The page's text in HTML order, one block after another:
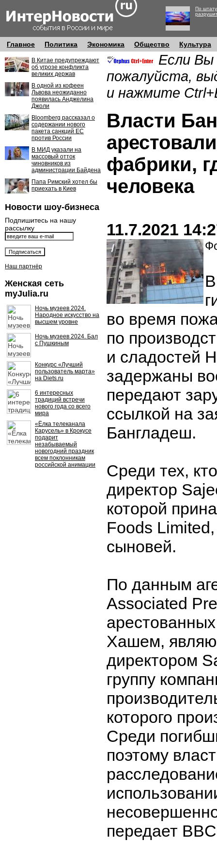
По
Главное Политика Экономика Общество Культура
В Китае предупреждают
об угрозе конфликта
великих держав
В одной из кофеен
Львова неожиданно
появилась Анджелина
Джоли
Bloomberg рассказал о
содержании нового
пакета санкций ЕС
против России
В МИД указали на
массовый отток
чиновников из
администрации Байдена
Папа Римский хотел бы
приехать в Киев
Новости шоу-бизнеса
Подпишитесь на нашу
рассылку
Наш партнёр
Женская сеть
myJulia.ru
Ночь музеев 2024.
Народное искусство на
высшем уровне
Ночь музеев 2024. Бал
с Пушкиным
Конкурс «Лучший
пользователь марта»
на Diets.ru
6 интересных
традиций встречи
нового года со всего
мира
«Ёлка телеканала
Карусель» в Крокусе
подарит
незабываемый
новогодний праздник
всем поклонникам
российской анимации
Если Вы
пожалуйста,
и нажмите
Власти
фабрики,
человека
11.7.2021
во время
по
и сладостей
задержаны
передают
ссылкой на
Бангладеш.
Среди тех,
директор
которой
Foods
сыновей.
По данным
Associated
Хашем,
директором
группу
которого
Среди
поэтому
передает